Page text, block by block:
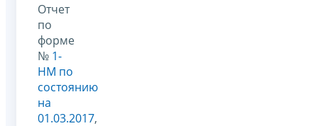
Отчет
по
форме
№ 1-
НМ по
состоянию
на
01.03.2017,